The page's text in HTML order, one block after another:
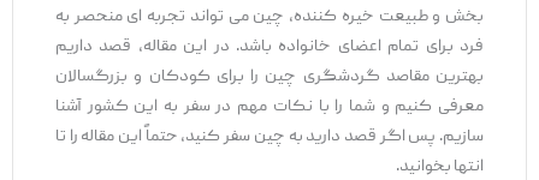
‌بخش و طبیعت خیره‌ کننده، چین می ‌تواند تجربه ‌ای منحصر به
فرد برای تمام اعضای خانواده باشد. در این مقاله، قصد داریم
بهترین مقاصد گردشگری چین را برای کودکان و بزرگسالان
معرفی کنیم و شما را با نکات مهم در سفر به این کشور آشنا
سازیم. پس اگر قصد دارید به چین سفر کنید، حتماً این مقاله را تا
انتها بخوانید.